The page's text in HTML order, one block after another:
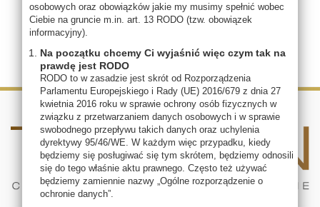
osobowych oraz obowiązków jakie my musimy spełnić wobec
Ciebie na gruncie m.in. art. 13 RODO (tzw. obowiązek
informacyjny).
Na początku chcemy Ci wyjaśnić więc czym tak na
prawdę jest RODO
RODO to w zasadzie jest skrót od Rozporządzenia
Parlamentu Europejskiego i Rady (UE) 2016/679 z dnia 27
kwietnia 2016 roku w sprawie ochrony osób fizycznych w
związku z przetwarzaniem danych osobowych i w sprawie
swobodnego przepływu takich danych oraz uchylenia
dyrektywy 95/46/WE. W każdym więc przypadku, kiedy
będziemy się posługiwać się tym skrótem, będziemy odnosili
się do tego właśnie aktu prawnego. Często też używać
będziemy zamiennie nazwy „Ogólne rozporządzenie o
ochronie danych”.
Powrót do strony głównej